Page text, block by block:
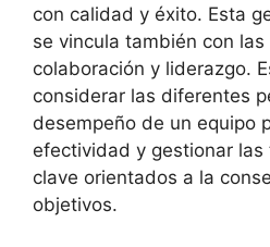
con calidad y éxito. Esta
se vincula también con
colaboración y liderazgo.
considerar las diferentes
desempeño de un equipo
efectividad y gestionar las
clave orientados a la
objetivos.